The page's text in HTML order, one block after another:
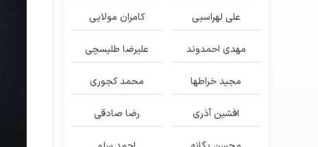
علی لهراسبی کامران مولایی
مهدی احمدوند علیرضا طلیسچی
مجید خراطها محمد کجوری
افشین آذری رضا صادقی